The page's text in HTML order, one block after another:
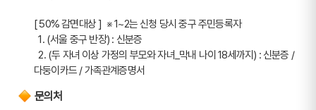
[ 50% 감면대상 ]  ※ 1~2는 신청 당시 중구 주민등록자
  1. (서울 중구 반장) : 신분증
다둥이카드 / 가족관계증명서
문의처